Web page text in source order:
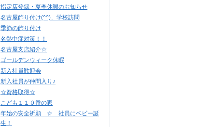
指定店登録・夏季休暇のお知らせ
名古屋飾り付け(^^)、学校訪問
季節の飾り付け
名熱中症対策！！
名古屋支店紹介☆
ゴールデンウィーク休暇
新入社員歓迎会
新入社員が仲間入り♪
☆資格取得☆
こども１１０番の家
年始の安全祈願 ☆ 社員にベビー誕
生！